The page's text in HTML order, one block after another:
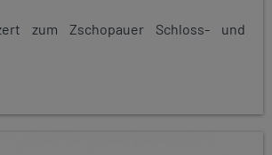
zum Zschopauer Schloss- und